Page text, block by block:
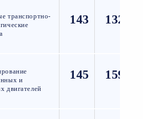
транспортно-
143 132
и
двигателей
145 159